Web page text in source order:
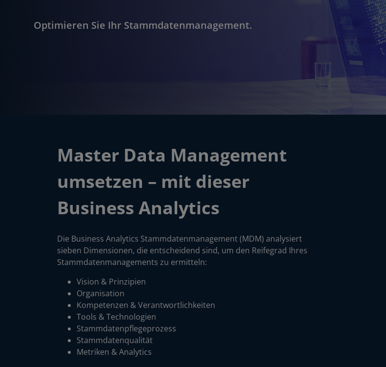
Optimieren Sie Ihr Stammdatenmanagement.
Master Data Management
umsetzen – mit dieser
Business Analytics
Die Business Analytics Stammdatenmanagement (MDM) analysiert
sieben Dimensionen, die entscheidend sind, um den Reifegrad Ihres
Stammdatenmanagements zu ermitteln:
Vision & Prinzipien
Organisation
Kompetenzen & Verantwortlichkeiten
Tools & Technologien
Stammdatenpflegeprozess
Stammdatenqualität
Metriken & Analytics